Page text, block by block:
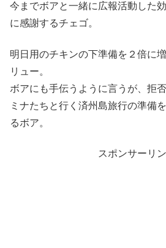
今までボアと一緒に広報活動した
に感謝するチェゴ。
明日用のチキンの下準備を２倍に
リュー。
ボアにも手伝うように言うが、拒
ミナたちと行く済州島旅行の準備
るボア。
スポンサーリ